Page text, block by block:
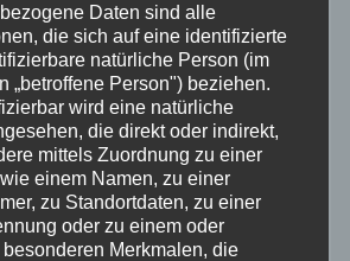
Daten sind alle
die sich auf eine identifizierte
natürliche Person (im
„betroffene Person") beziehen.
wird eine natürliche
die direkt oder indirekt,
mittels Zuordnung zu einer
einem Namen, zu einer
zu Standortdaten, zu einer
oder zu einem oder
besonderen Merkmalen, die